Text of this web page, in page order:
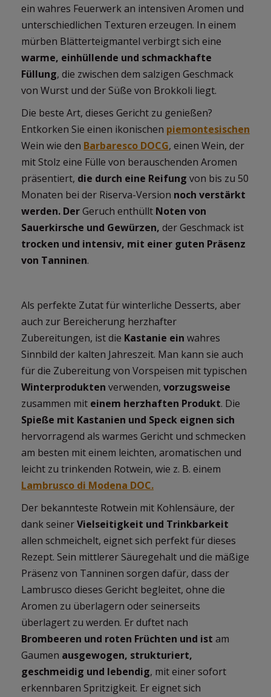
ein wahres Feuerwerk an intensiven Aromen und
unterschiedlichen Texturen erzeugen. In einem
mürben Blätterteigmantel verbirgt sich eine
warme, einhüllende und schmackhafte
Füllung, die zwischen dem salzigen Geschmack
von Wurst und der Süße von Brokkoli liegt.
Die beste Art, dieses Gericht zu genießen?
Entkorken Sie einen ikonischen piemontesischen
Wein wie den Barbaresco DOCG, einen Wein, der
mit Stolz eine Fülle von berauschenden Aromen
präsentiert, die durch eine Reifung von bis zu 50
Monaten bei der Riserva-Version noch verstärkt
werden. DerGeruch enthüllt Noten von
Sauerkirsche und Gewürzen, der Geschmack ist
trocken und intensiv, mit einer guten Präsenz
von Tanninen.
Als perfekte Zutat für winterliche Desserts, aber
auch zur Bereicherung herzhafter
Zubereitungen, ist die Kastanie ein wahres
Sinnbild der kalten Jahreszeit. Man kann sie auch
für die Zubereitung von Vorspeisen mit typischen
Winterprodukten verwenden, vorzugsweise
zusammen mit einem herzhaften Produkt. Die
Spieße mit Kastanien und Speck eignen sich
hervorragend als warmes Gericht und schmecken
am besten mit einem leichten, aromatischen und
leicht zu trinkenden Rotwein, wie z. B. einem
Lambrusco di Modena DOC.
Der bekannteste Rotwein mit Kohlensäure, der
dank seinerVielseitigkeit und Trinkbarkeit
allen schmeichelt, eignet sich perfekt für dieses
Rezept. Sein mittlerer Säuregehalt und die mäßige
Präsenz von Tanninen sorgen dafür, dass der
Lambrusco dieses Gericht begleitet, ohne die
Aromen zu überlagern oder seinerseits
überlagert zu werden. Er duftet nach
Brombeeren und roten Früchten und ist am
Gaumen ausgewogen, strukturiert,
geschmeidig und lebendig, mit einer sofort
erkennbaren Spritzigkeit. Er eignet sich